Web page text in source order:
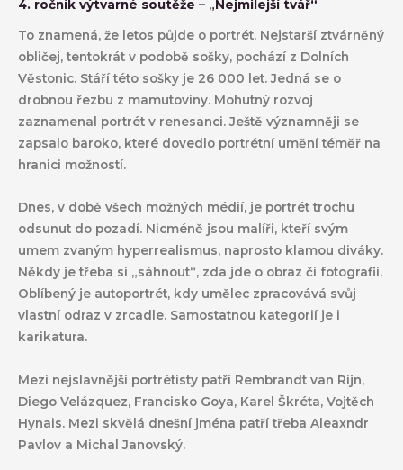
4. ročník výtvarné soutěže – „Nejmilejší tvář“
To znamená, že letos půjde o portrét. Nejstarší ztvárněný
obličej, tentokrát v podobě sošky, pochází z Dolních
Věstonic. Stáří této sošky je 26 000 let. Jedná se o
drobnou řezbu z mamutoviny. Mohutný rozvoj
zaznamenal portrét v renesanci. Ještě významněji se
zapsalo baroko, které dovedlo portrétní umění téměř na
hranici možností.
Dnes, v době všech možných médií, je portrét trochu
odsunut do pozadí. Nicméně jsou malíři, kteří svým
umem zvaným hyperrealismus, naprosto klamou diváky.
Někdy je třeba si „sáhnout“, zda jde o obraz či fotografii.
Oblíbený je autoportrét, kdy umělec zpracovává svůj
vlastní odraz v zrcadle. Samostatnou kategorií je i
karikatura.
Mezi nejslavnější portrétisty patří Rembrandt van Rijn,
Diego Velázquez, Francisko Goya, Karel Škréta, Vojtěch
Hynais. Mezi skvělá dnešní jména patří třeba Aleaxndr
Pavlov a Michal Janovský.